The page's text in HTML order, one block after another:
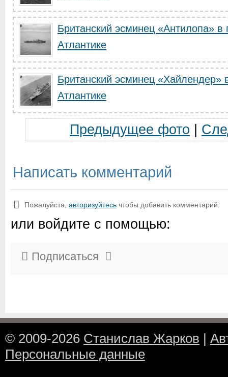
Британский эсминец «Антилопа»
Атлантике
Британский эсминец «Хайлендер»
Атлантике
Предыдущее фото
Написать комментарий
Пожалуйста, авторизуйтесь чтобы добавить комментарий.
или войдите с помощью:
Подписаться
© 2009-2026 Станислав Жарков |
Персональные данные